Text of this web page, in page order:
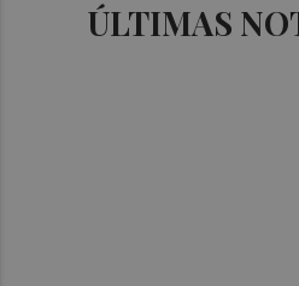
ÚLTIMAS